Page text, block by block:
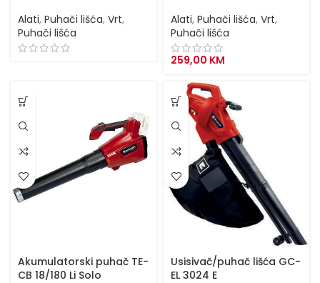
Alati, Puhači lišća, Vrt,
Puhači lišća
Alati, Puhači lišća, Vrt,
Puhači lišća
259,00 KM
Akumulatorski puhač TE-
CB 18/180 Li Solo
Usisivač/puhač lišća GC-
EL 3024 E